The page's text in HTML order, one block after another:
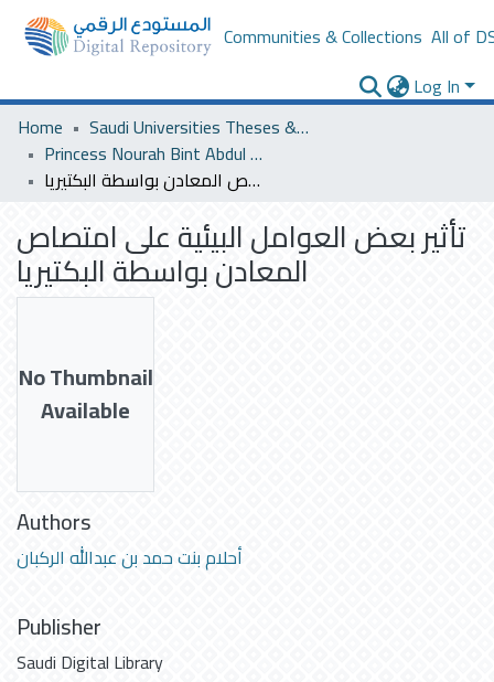
Communities & Collections All of
Log In
Home
Saudi Universities Theses & Dissertations
Princess Nourah Bint Abdul Rahman University
تأثير بعض العوامل البيئية على امتصاص المعادن بواسطة البكتيريا
تأثير بعض العوامل البيئية على امتصاص
المعادن بواسطة البكتيريا
No Thumbnail
Available
Authors
أحلام بنت حمد بن عبدالله الركبان
Publisher
Saudi Digital Library